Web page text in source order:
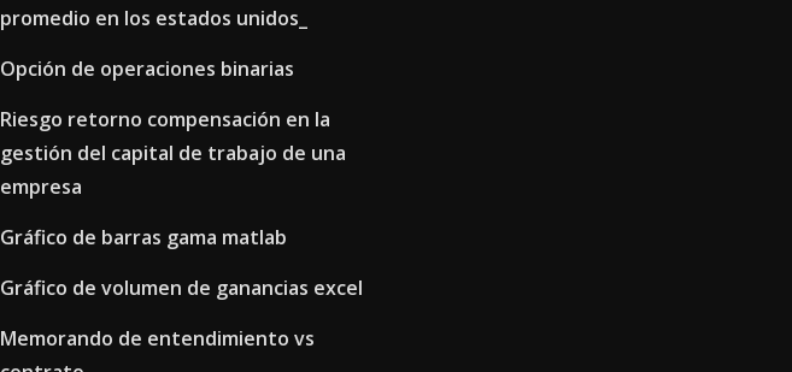
promedio en los estados unidos_
Opción de operaciones binarias
Riesgo retorno compensación en la
gestión del capital de trabajo de una
empresa
Gráfico de barras gama matlab
Gráfico de volumen de ganancias excel
Memorando de entendimiento vs